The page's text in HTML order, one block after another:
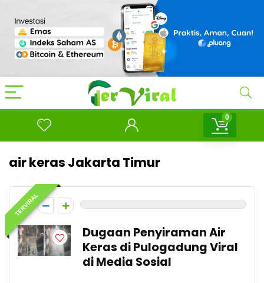
0
air keras Jakarta Timur
TERVIRAL
0
Dugaan Penyiraman Air
Keras di Pulogadung Viral
di Media Sosial